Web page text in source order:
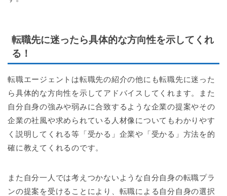
転職先に迷ったら具体的な方向性を示してくれ
る！
転職エージェントは転職先の紹介の他にも転職先に迷った
ら具体的な方向性を示してアドバイスしてくれます。また
自分自身の強みや弱みに合致するような企業の提案やその
企業の社風や求められている人材像についてもわかりやす
く説明してくれる等「受かる」企業や「受かる」方法を的
確に教えてくれるのです。
また自分一人では考えつかないような自分自身の転職プラ
ンの提案を受けることにより、転職による自分自身の選択